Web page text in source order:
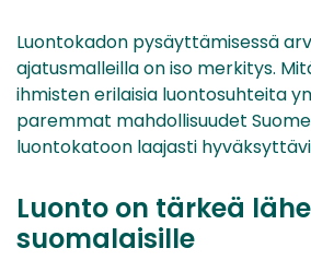
Luontokadon pysäyttämisessä
ajatusmalleilla on iso merkitys.
ihmisten erilaisia luontosuhteita
paremmat mahdollisuudet
luontokatoon laajasti
Luonto on tärkeä
suomalaisille